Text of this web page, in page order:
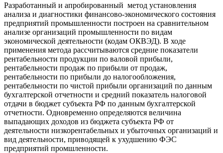
Разработанный и апробированный метод установления
анализа и диагностики финансово-экономического состояния
предприятий промышленности построен на сравнительном
анализе организаций промышленности по видам
экономической деятельности (кодам ОКВЭД). В ходе
применения метода рассчитываются средние показатели
рентабельности продукции по валовой прибыли,
рентабельности продаж по прибыли от продаж,
рентабельности по прибыли до налогообложения,
рентабельности по чистой прибыли организаций по данным
бухгалтерской отчетности и средний показатель налоговой
отдачи в бюджет субъекта РФ по данным бухгалтерской
отчетности. Одновременно определяются величина
выпадающих доходов из бюджета субъекта РФ от
деятельности низкорентабельных и убыточных организаций и
вид деятельности, приводящей к ухудшению ФЭС
предприятий промшленности.